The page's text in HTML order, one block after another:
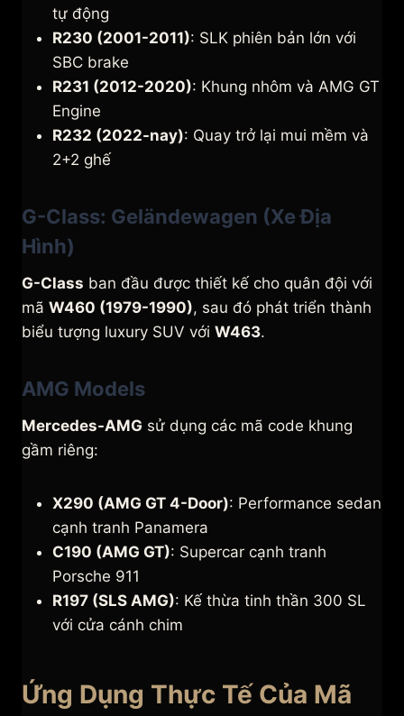
tự động
R230 (2001-2011): SLK phiên bản lớn với
SBC brake
R231 (2012-2020): Khung nhôm và AMG GT
Engine
R232 (2022-nay): Quay trở lại mui mềm và
2+2 ghế
G-Class: Geländewagen (Xe Địa
Hình)
G-Class ban đầu được thiết kế cho quân đội với
mã W460 (1979-1990), sau đó phát triển thành
biểu tượng luxury SUV với W463.
AMG Models
Mercedes-AMG sử dụng các mã code khung
gầm riêng:
X290 (AMG GT 4-Door): Performance sedan
cạnh tranh Panamera
C190 (AMG GT): Supercar cạnh tranh
Porsche 911
R197 (SLS AMG): Kế thừa tinh thần 300 SL
với cửa cánh chim
Ứng Dụng Thực Tế Của Mã